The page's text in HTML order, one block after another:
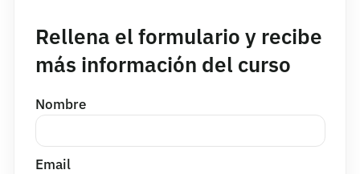
Rellena el formulario y recibe
más información del curso
Nombre
Email